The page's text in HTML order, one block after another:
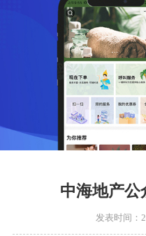
中海地产公
发表时间：